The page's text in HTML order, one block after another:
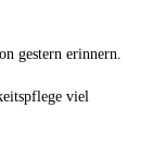
gestern erinnern.
viel